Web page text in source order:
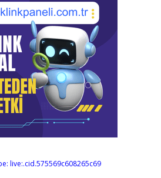
live:.cid.575569c608265c69